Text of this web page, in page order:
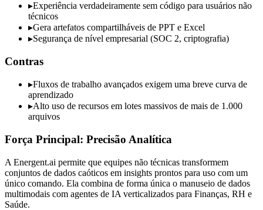
▸Experiência verdadeiramente sem código para usuários não
técnicos
▸Gera artefatos compartilháveis de PPT e Excel
▸Segurança de nível empresarial (SOC 2, criptografia)
Contras
▸Fluxos de trabalho avançados exigem uma breve curva de
aprendizado
▸Alto uso de recursos em lotes massivos de mais de 1.000
arquivos
Força Principal: Precisão Analítica
A Energent.ai permite que equipes não técnicas transformem
conjuntos de dados caóticos em insights prontos para uso com um
único comando. Ela combina de forma única o manuseio de dados
multimodais com agentes de IA verticalizados para Finanças, RH e
Saúde.